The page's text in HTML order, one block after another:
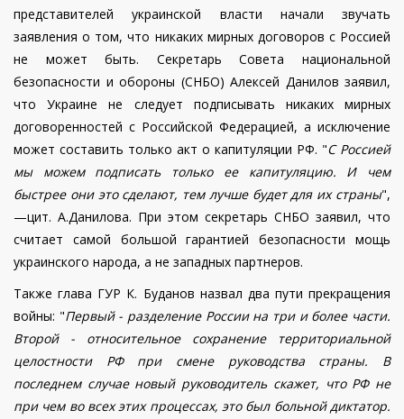
представителей украинской власти начали звучать
заявления о том, что никаких мирных договоров с Россией
не может быть. Секретарь Совета национальной
безопасности и обороны (СНБО) Алексей Данилов заявил,
что Украине не следует подписывать никаких мирных
договоренностей с Российской Федерацией, а исключение
может составить только акт о капитуляции РФ. "С Россией
мы можем подписать только ее капитуляцию. И чем
быстрее они это сделают, тем лучше будет для их страны",
—цит. А.Данилова. При этом секретарь СНБО заявил, что
считает самой большой гарантией безопасности мощь
украинского народа, а не западных партнеров.
Также глава ГУР К. Буданов назвал два пути прекращения
войны: "Первый - разделение России на три и более части.
Второй - относительное сохранение территориальной
целостности РФ при смене руководства страны. В
последнем случае новый руководитель скажет, что РФ не
при чем во всех этих процессах, это был больной диктатор.